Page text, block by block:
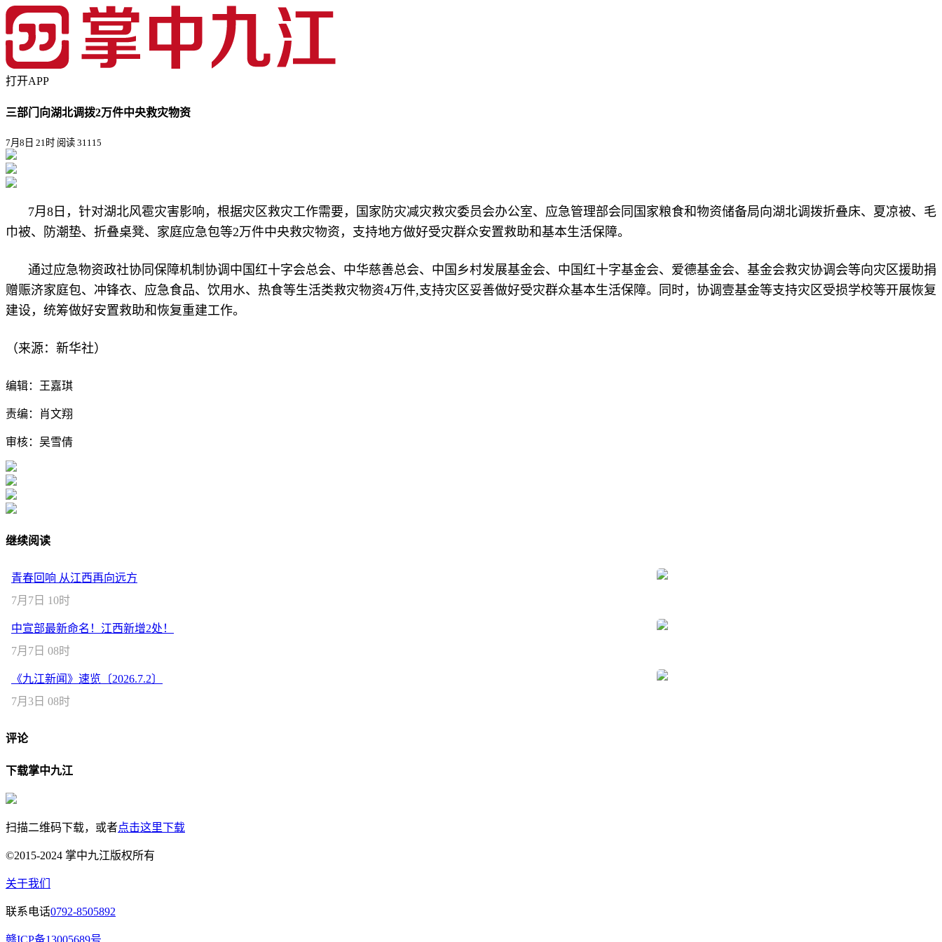
打开APP
三部门向湖北调拨2万件中央救灾物资
7月8日 21时 阅读 31115
7月8日，针对湖北风雹灾害影响，根据灾区救灾工作需要，国家防灾减灾救灾委员会办公室、应急管理部会同国家粮食和物资储备局向湖北调拨折叠床、夏凉被、毛
巾被、防潮垫、折叠桌凳、家庭应急包等2万件中央救灾物资，支持地方做好受灾群众安置救助和基本生活保障。
通过应急物资政社协同保障机制协调中国红十字会总会、中华慈善总会、中国乡村发展基金会、中国红十字基金会、爱德基金会、基金会救灾协调会等向灾区援助捐
赠赈济家庭包、冲锋衣、应急食品、饮用水、热食等生活类救灾物资4万件,支持灾区妥善做好受灾群众基本生活保障。同时，协调壹基金等支持灾区受损学校等开展恢复
建设，统筹做好安置救助和恢复重建工作。
（来源：新华社）
编辑：王嘉琪
责编：肖文翔
审核：吴雪倩
继续阅读
青春回响 从江西再向远方
7月7日 10时
中宣部最新命名！江西新增2处！
7月7日 08时
《九江新闻》速览〔2026.7.2〕
7月3日 08时
评论
下载掌中九江
扫描二维码下载，或者点击这里下载
©2015-2024 掌中九江版权所有
关于我们
联系电话0792-8505892
赣ICP备13005689号